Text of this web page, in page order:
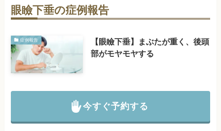
眼瞼下垂の症例報告
症例報告
【眼瞼下垂】まぶたが重く、後頭
部がモヤモヤする
今すぐ予約する